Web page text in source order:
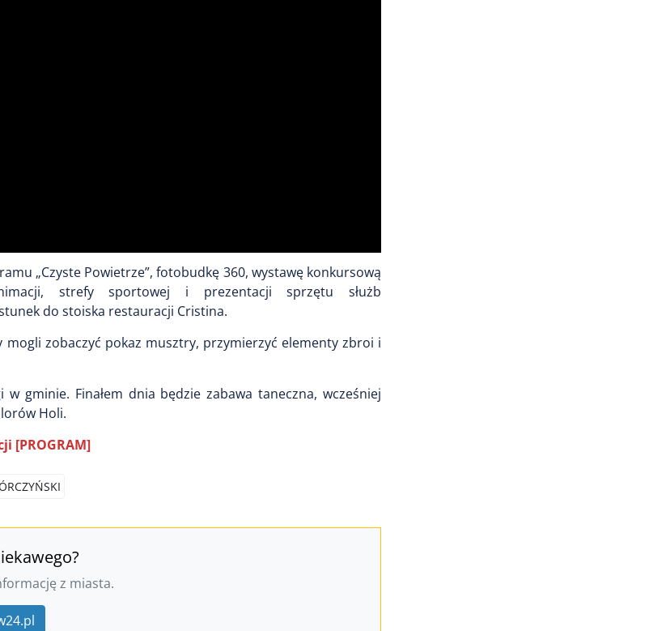
„Czyste Powietrze”, fotobudkę 360, wystawę konkursową
strefy sportowej i prezentacji sprzętu służb
do stoiska restauracji Cristina.
mogli zobaczyć pokaz musztry, przymierzyć elementy zbroi i
gminie. Finałem dnia będzie zabawa taneczna, wcześniej
Holi.
[PROGRAM]
z miasta.